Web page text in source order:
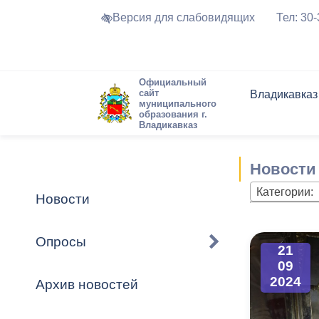
Версия для слабовидящих Тел:
Официальный
сайт
муниципального
образования г.
Владикавказ
Владикавказ
Устав города
Города-
городского
Торги и
Формы
Обратная
Комиссии
График
Новостная
Актуально
Новости
Опросы
Архив новостей
Новости
Категории:
21
09
2024